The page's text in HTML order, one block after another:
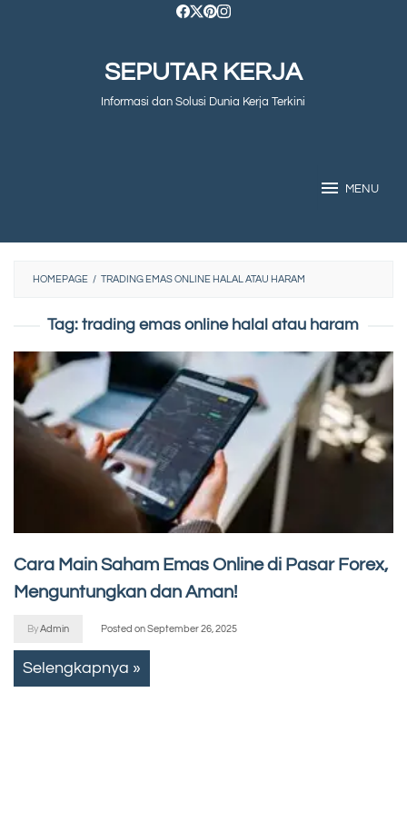
SEPUTAR KERJA
Informasi dan Solusi Dunia Kerja Terkini
MENU
HOMEPAGE / TRADING EMAS ONLINE HALAL ATAU HARAM
Tag:trading emas online halal atau haram
Cara Main Saham Emas Online di Pasar Forex,
Menguntungkan dan Aman!
ByAdmin Posted onSeptember 26, 2025
Selengkapnya »